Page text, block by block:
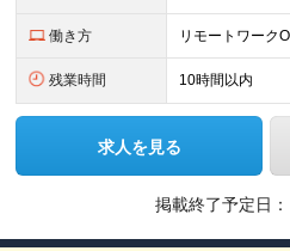
働き方 リモートワーク
残業時間 10時間以内
求人を見る
掲載終了予定日：